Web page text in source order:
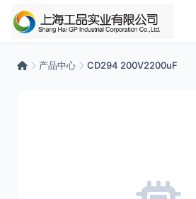
产品中心 CD294 200V2200uF